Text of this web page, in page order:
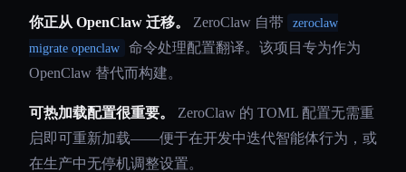
你正从 OpenClaw 迁移。 ZeroClaw 自带
zeroclaw
migrate openclaw
命令处理配置翻译。该项目专为作为
OpenClaw 替代而构建。
可热加载配置很重要。
ZeroClaw 的 TOML 配置无需重
启即可重新加载——便于在开发中迭代智能体行为，或
在生产中无停机调整设置。